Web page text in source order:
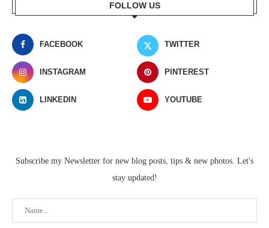
FOLLOW US
FACEBOOK TWITTER
INSTAGRAM PINTEREST
LINKEDIN YOUTUBE
Subscribe my Newsletter for new blog posts, tips & new photos. Let's
stay updated!